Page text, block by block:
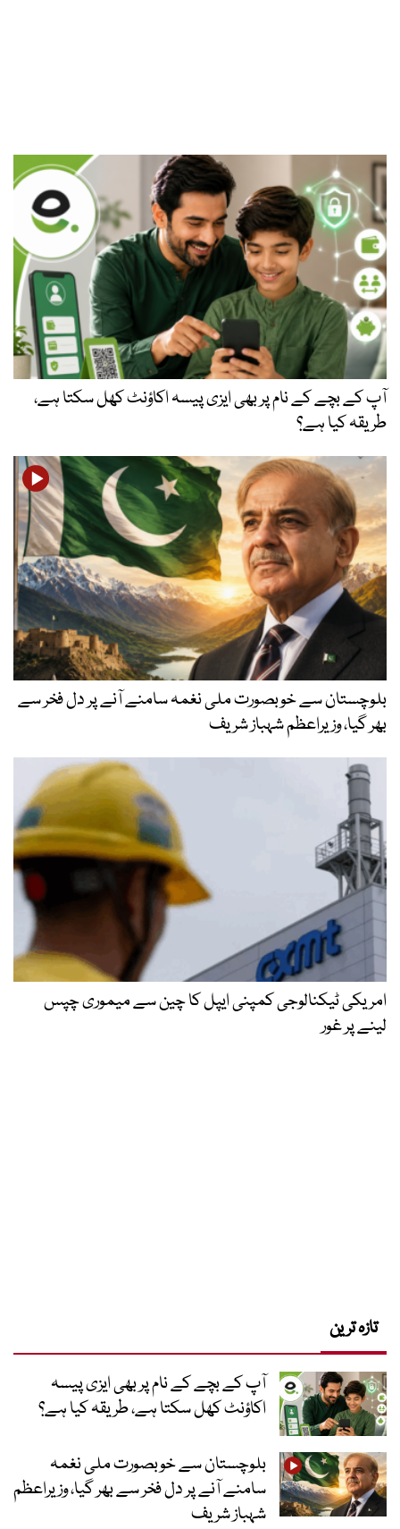
آپ کے بچے کے نام پر بھی ایزی پیسہ اکاؤنٹ کھل سکتا ہے،
طریقہ کیا ہے؟
بلوچستان سے خوبصورت ملی نغمہ سامنے آنے پر دل فخر سے
بھر گیا، وزیراعظم شہباز شریف
امریکی ٹیکنالوجی کمپنی ایپل کا چین سے میموری چپس
لینے پر غور
تازہ ترین
آپ کے بچے کے نام پر بھی ایزی پیسہ
اکاؤنٹ کھل سکتا ہے، طریقہ کیا ہے؟
بلوچستان سے خوبصورت ملی نغمہ
سامنے آنے پر دل فخر سے بھر گیا، وزیراعظم
شہباز شریف